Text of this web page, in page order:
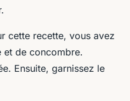
cette recette, vous avez
et de concombre.
Ensuite, garnissez le